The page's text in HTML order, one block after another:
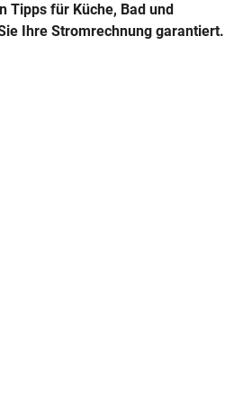
Tipps für Küche, Bad und
Ihre Stromrechnung garantiert.